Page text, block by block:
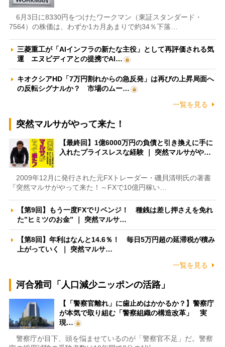
6月3日に8330円をつけたワークマン（東証スタンダード・
7564）の株価は、わずか1カ月あまりで約34％下落…
三菱重工が「AIインフラの新たな主役」として再評価される気
運 エヌビディアとの提携でAI…
キオクシアHD「7万円割れからの急反発」は再びの上昇局面へ
の反転シグナルか？ 市場のムー…
一覧を見る
突然マルサがやって来た！
【最終回】1億6000万円の負債と引き換えに手に
入れたプライスレスな経験 ｜ 突然マルサがや…
2009年12月に発行された元FXトレーダー・磯貝清明氏の著書
『突然マルサがやって来た！～FXで10億円稼い…
【第9回】もう一度FXでリベンジ！ 種銭は差し押さえを免れ
た”ヒミツのお金” ｜ 突然マルサ…
【第8回】年利はなんと14.6％！ 毎日5万円超の延滞税が積み
上がっていく ｜ 突然マルサ…
一覧を見る
河合雅司「人口減少ニッポンの活路」
【「警察官離れ」に歯止めはかかるか？】警察庁
が本気で取り組む「警察組織の構造改革」 実
現…
警察庁が目下、頭を悩ませているのが「警察官不足」だ。警察